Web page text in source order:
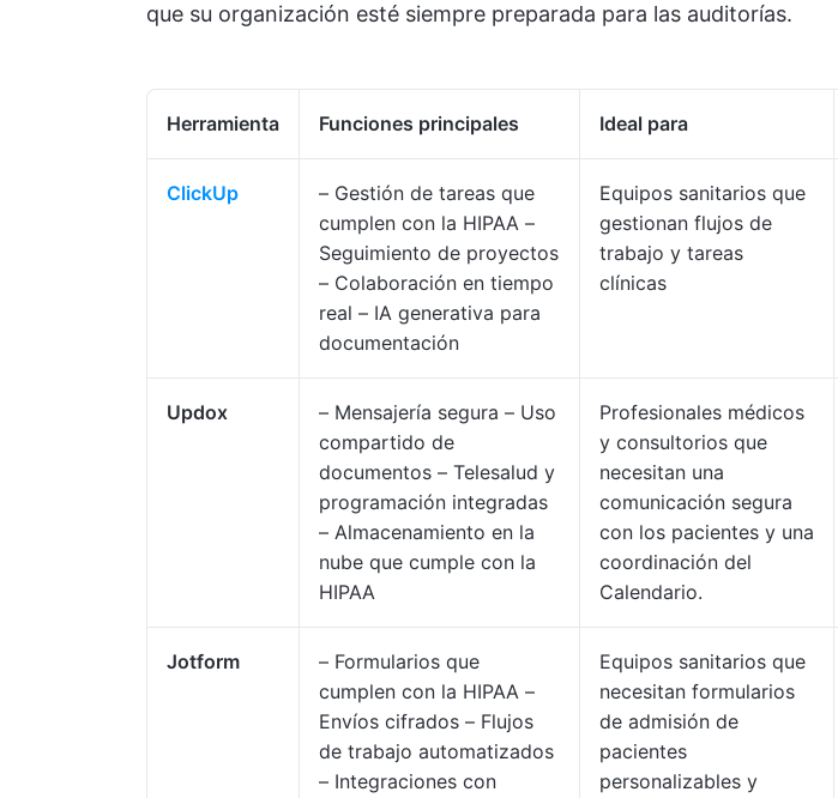
que su organización esté siempre preparada para las auditorías.
Herramienta Funciones principales Ideal para
ClickUp
– Gestión de tareas que
cumplen con la HIPAA –
Seguimiento de proyectos
– Colaboración en tiempo
real – IA generativa para
documentación
Equipos sanitarios que
gestionan flujos de
trabajo y tareas
clínicas
Updox
– Mensajería segura – Uso
compartido de
documentos – Telesalud y
programación integradas
– Almacenamiento en la
nube que cumple con la
HIPAA
Profesionales médicos
y consultorios que
necesitan una
comunicación segura
con los pacientes y una
coordinación del
Calendario.
Jotform
– Formularios que
cumplen con la HIPAA –
Envíos cifrados – Flujos
de trabajo automatizados
– Integraciones con
Equipos sanitarios que
necesitan formularios
de admisión de
pacientes
personalizables y